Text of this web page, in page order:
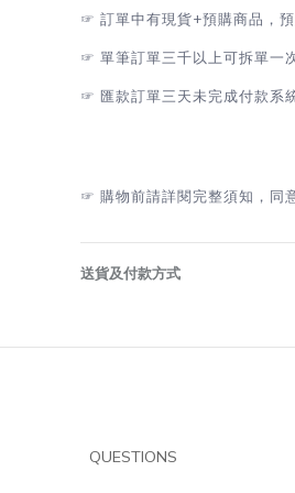
☞ 訂單中有現貨+預購商品，
☞ 單筆訂單三千以上可拆單一
☞ 匯款訂單三天未完成付款系
☞ 購物前請詳閱完整須知，同
送貨及付款方式
QUESTIONS